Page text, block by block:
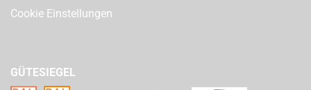
Cookie Einstellungen
GÜTESIEGEL